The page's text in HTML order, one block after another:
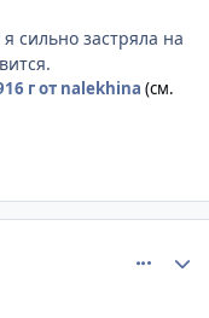
сильно застряла на
16 гот nalekhina (см.